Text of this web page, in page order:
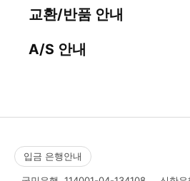
교환/반품 안내
A/S 안내
입금 은행안내